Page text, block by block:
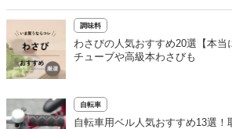
調味料
わさびの人気おすすめ20選【本当
チューブや高級本わさびも
自転車
自転車用ベル人気おすすめ13選